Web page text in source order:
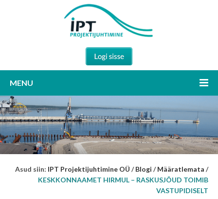
MENU
Asud siin: IPT Projektijuhtimine OÜ /Blogi /Määratlemata /
KESKKONNAAMET HIRMUL – RASKUSJÕUD TOIMIB
VASTUPIDISELT